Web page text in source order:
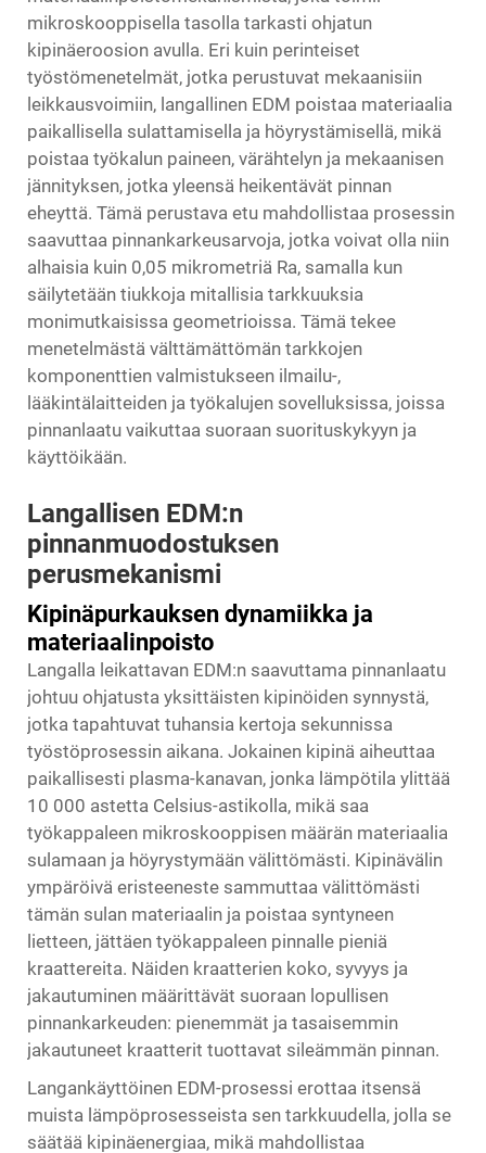
mikroskooppisella tasolla tarkasti ohjatun
kipinäeroosion avulla. Eri kuin perinteiset
työstömenetelmät, jotka perustuvat mekaanisiin
leikkausvoimiin, langallinen EDM poistaa materiaalia
paikallisella sulattamisella ja höyrystämisellä, mikä
poistaa työkalun paineen, värähtelyn ja mekaanisen
jännityksen, jotka yleensä heikentävät pinnan
eheyttä. Tämä perustava etu mahdollistaa prosessin
saavuttaa pinnankarkeusarvoja, jotka voivat olla niin
alhaisia kuin 0,05 mikrometriä Ra, samalla kun
säilytetään tiukkoja mitallisia tarkkuuksia
monimutkaisissa geometrioissa. Tämä tekee
menetelmästä välttämättömän tarkkojen
komponenttien valmistukseen ilmailu-,
lääkintälaitteiden ja työkalujen sovelluksissa, joissa
pinnanlaatu vaikuttaa suoraan suorituskykyyn ja
käyttöikään.
Langallisen EDM:n
pinnanmuodostuksen
perusmekanismi
Kipinäpurkauksen dynamiikka ja
materiaalinpoisto
Langalla leikattavan EDM:n saavuttama pinnanlaatu
johtuu ohjatusta yksittäisten kipinöiden synnystä,
jotka tapahtuvat tuhansia kertoja sekunnissa
työstöprosessin aikana. Jokainen kipinä aiheuttaa
paikallisesti plasma-kanavan, jonka lämpötila ylittää
10 000 astetta Celsius-astikolla, mikä saa
työkappaleen mikroskooppisen määrän materiaalia
sulamaan ja höyrystymään välittömästi. Kipinävälin
ympäröivä eristeeneste sammuttaa välittömästi
tämän sulan materiaalin ja poistaa syntyneen
lietteen, jättäen työkappaleen pinnalle pieniä
kraattereita. Näiden kraatterien koko, syvyys ja
jakautuminen määrittävät suoraan lopullisen
pinnankarkeuden: pienemmät ja tasaisemmin
jakautuneet kraatterit tuottavat sileämmän pinnan.
Langankäyttöinen EDM-prosessi erottaa itsensä
muista lämpöprosesseista sen tarkkuudella, jolla se
säätää kipinäenergiaa, mikä mahdollistaa